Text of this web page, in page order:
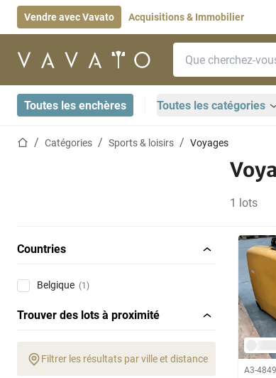
Vendre avec Vavato Acquisitions & Immobilier
Page d'accueil
Toutes les enchères Toutes les catégories
Page d'accueil
Catégories Sports & loisirs Voyages
1 lots
Countries
Belgique (1)
Trouver des lots à proximité
Filtrer les résultats par ville et distance
A3-